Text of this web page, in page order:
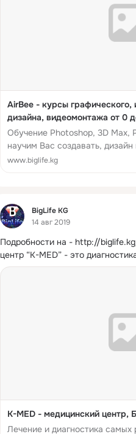
AirBee - курсы
дизайна, видеомонтажа от 0
Обучение Photoshop, 3D
научим Вас создавать,
логотипы, буклеты, визитки,
www.biglife.kg
Фид
BigLife KG
14 авг 2019
Подробности на - http://
центр “К-MED” - это
K-MED - медицинский центр,
Лечение и диагностика самых